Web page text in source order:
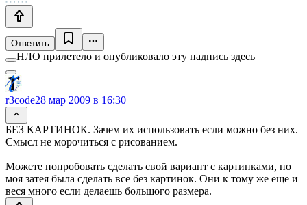
Ответить
НЛО прилетело и опубликовало эту надпись здесь
r3code28 мар 2009 в 16:30
БЕЗ КАРТИНОК. Зачем их использовать если можно без них.
Смысл не морочиться с рисованием.
Можете попробовать сделать свой вариант с картинками, но
моя затея была сделать все без картинок. Они к тому же еще и
веся много если делаешь большого размера.